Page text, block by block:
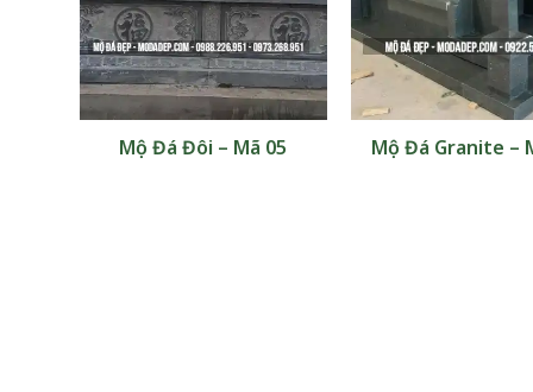
+
Mộ Đá Đôi – Mã 05 Mộ Đá Granite –